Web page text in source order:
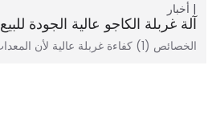
أخبار
آلة غربلة الكاجو عالية الجودة للبيع
الخصائص (1) كفاءة غربلة عالية لأن المعدات مزودة بـ…